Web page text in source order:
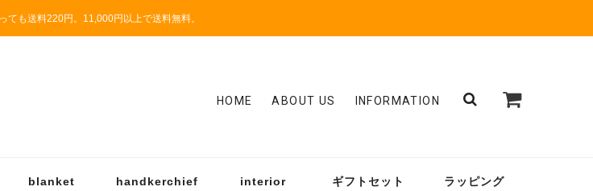
ても送料220円。11,000円以上で送料無料。
HOME ABOUT US INFORMATION
blanket handkerchief interior ギフトセット ラッピング